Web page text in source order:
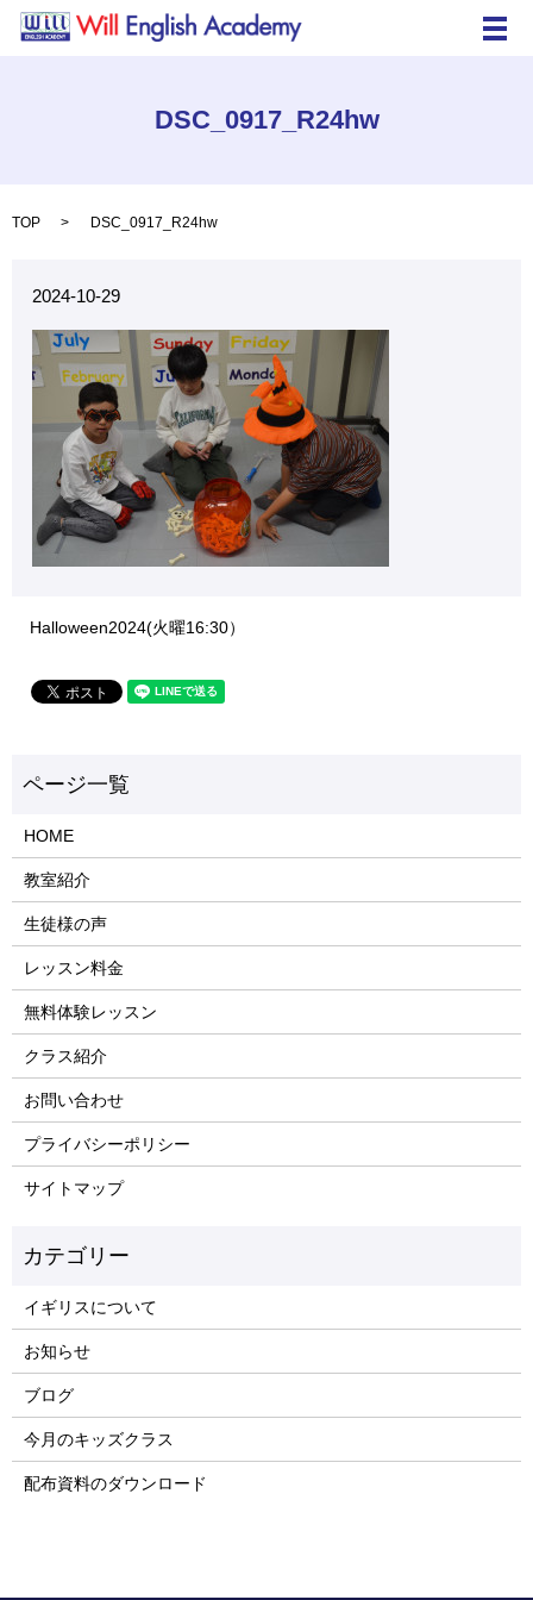
メ
DSC_0917_R24hw
TOP DSC_0917_R24hw
2024-10-29
Halloween2024(火曜16:30）
HOME
教室紹介
生徒様の声
レッスン料金
無料体験レッスン
クラス紹介
お問い合わせ
プライバシーポリシー
サイトマップ
イギリスについて
お知らせ
ブログ
今月のキッズクラス
配布資料のダウンロード